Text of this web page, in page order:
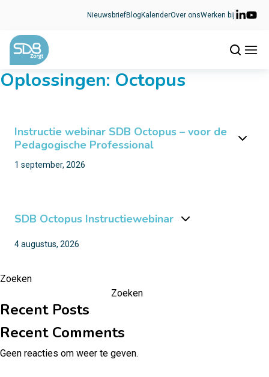
NieuwsbriefBlog KalenderOver onsWerken bij
Oplossingen: Octopus
Instructie webinar SDB Octopus – voor de
Pedagogische Professional
1 september, 2026
SDB Octopus Instructiewebinar
4 augustus, 2026
Zoeken
Zoeken
Recent Posts
Recent Comments
Geen reacties om weer te geven.